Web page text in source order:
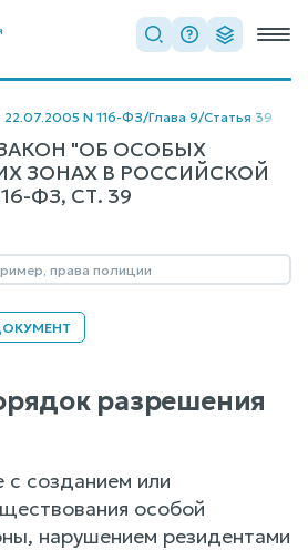
22.07.2005 N 116-ФЗ/Глава 9/Статья 39
"ОБ ОСОБЫХ
ЗОНАХ В РОССИЙСКОЙ
ФЗ, СТ. 39
разрешения
с созданием или
особой
нарушением резидентами